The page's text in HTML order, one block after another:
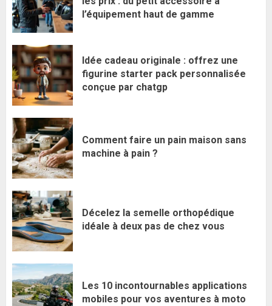
l’équipement haut de gamme
Idée cadeau originale : offrez une
figurine starter pack personnalisée
conçue par chatgp
Comment faire un pain maison sans
machine à pain ?
Décelez la semelle orthopédique
idéale à deux pas de chez vous
Les 10 incontournables applications
mobiles pour vos aventures à moto